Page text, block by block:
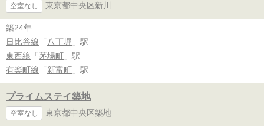
空室なし 東京都中央区新川
築24年
日比谷線 「 八丁堀 」駅
東西線 「 茅場町 」駅
有楽町線 「 新富町 」駅
プライムステイ築地
空室なし 東京都中央区築地